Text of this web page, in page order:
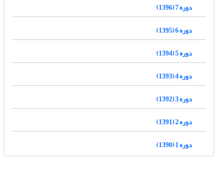
دوره 7 (1396)
دوره 6 (1395)
دوره 5 (1394)
دوره 4 (1393)
دوره 3 (1392)
دوره 2 (1391)
دوره 1 (1390)